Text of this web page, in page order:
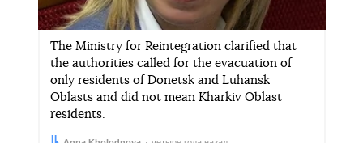
The Ministry for Reintegration clarified that
the authorities called for the evacuation of
only residents of Donetsk and Luhansk
Oblasts and did not mean Kharkiv Oblast
residents.